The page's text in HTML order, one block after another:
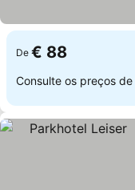
De € 88
Consulte os preços de